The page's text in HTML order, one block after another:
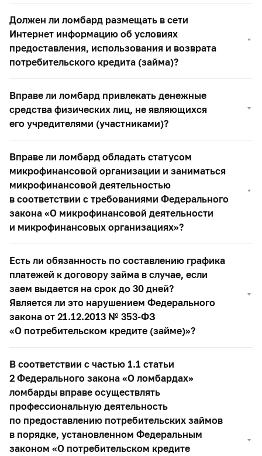
Должен ли ломбард размещать в сети
Интернет информацию об условиях
предоставления, использования и возврата
потребительского кредита (займа)?
Вправе ли ломбард привлекать денежные
средства физических лиц, не являющихся
его учредителями (участниками)?
Вправе ли ломбард обладать статусом
микрофинансовой организации и заниматься
микрофинансовой деятельностью
в соответствии c требованиями Федерального
закона «О микрофинансовой деятельности
и микрофинансовых организациях»?
Есть ли обязанность по составлению графика
платежей к договору займа в случае, если
заем выдается на срок до 30 дней?
Является ли это нарушением Федерального
закона от 21.12.2013 № 353-ФЗ
«О потребительском кредите (займе)»?
В соответствии с частью 1.1 статьи
2 Федерального закона «О ломбардах»
ломбарды вправе осуществлять
профессиональную деятельность
по предоставлению потребительских займов
в порядке, установленном Федеральным
законом «О потребительском кредите